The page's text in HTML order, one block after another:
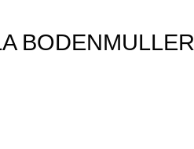
BODENMULLER